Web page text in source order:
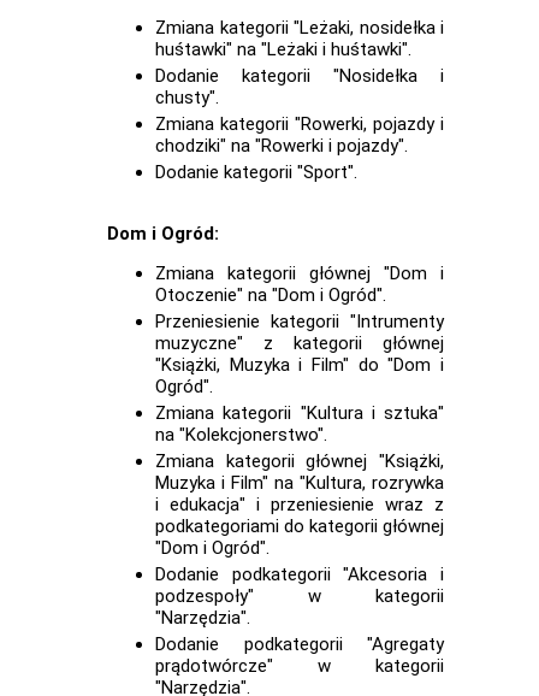
Zmiana kategorii "Leżaki, nosidełka i
huśtawki" na "Leżaki i huśtawki".
Dodanie kategorii "Nosidełka i
chusty".
Zmiana kategorii "Rowerki, pojazdy i
chodziki" na "Rowerki i pojazdy".
Dodanie kategorii "Sport".
Dom i Ogród:
Zmiana kategorii głównej "Dom i
Otoczenie" na "Dom i Ogród".
Przeniesienie kategorii "Intrumenty
muzyczne" z kategorii głównej
"Książki, Muzyka i Film" do "Dom i
Ogród".
Zmiana kategorii "Kultura i sztuka"
na "Kolekcjonerstwo".
Zmiana kategorii głównej "Książki,
Muzyka i Film" na "Kultura, rozrywka
i edukacja" i przeniesienie wraz z
podkategoriami do kategorii głównej
"Dom i Ogród".
Dodanie podkategorii "Akcesoria i
podzespoły" w kategorii
"Narzędzia".
Dodanie podkategorii "Agregaty
prądotwórcze" w kategorii
"Narzędzia".